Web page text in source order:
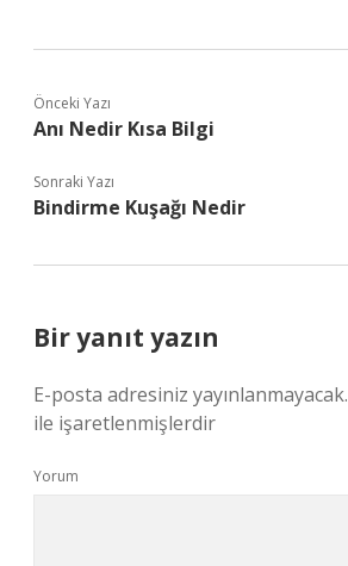
Önceki Yazı
Anı Nedir Kısa Bilgi
Sonraki Yazı
Bindirme Kuşağı Nedir
Bir yanıt yazın
E-posta adresiniz yayınlanmayacak.
ile işaretlenmişlerdir
Yorum